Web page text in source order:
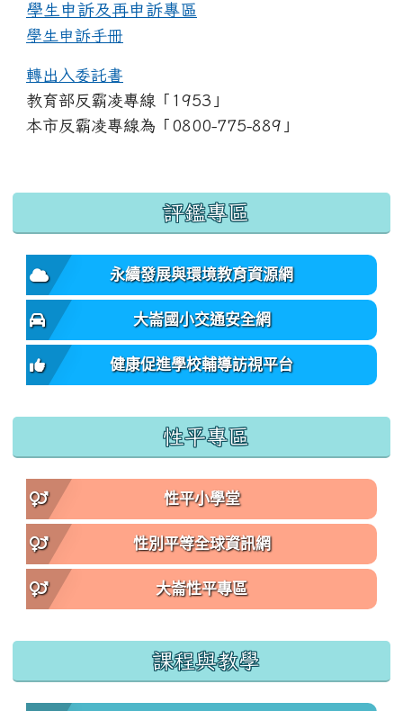
學生申訴及再申訴專區
學生申訴手冊
轉出入委託書
教育部反霸凌專線「1953」
本市反霸凌專線為「0800-775-889」
:::
評鑑專區
永續發展與環境教育資源網
大崙國小交通安全網
健康促進學校輔導訪視平台
性平專區
性平小學堂
性別平等全球資訊網
大崙性平專區
課程與教學